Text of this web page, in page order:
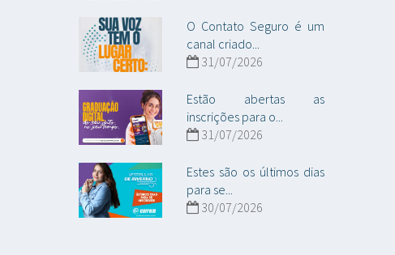
O Contato Seguro é um
canal criado...
31/07/2026
Estão abertas as
inscrições para o...
31/07/2026
Estes são os últimos dias
para se...
30/07/2026